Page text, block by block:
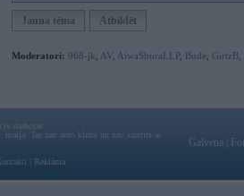
Jauna tēma Atbildēt
Moderatori: 968-jk AV AiwaShuraLLP, Bude GirtzB
darbojas
maija. Tas nav auto klubs un nav saistīts ar
Reklāma
Galvena